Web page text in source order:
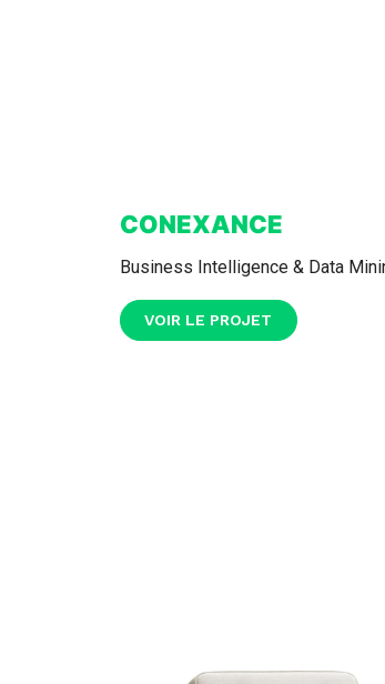
CONEXANCE
Business Intelligence & Data
VOIR LE PROJET